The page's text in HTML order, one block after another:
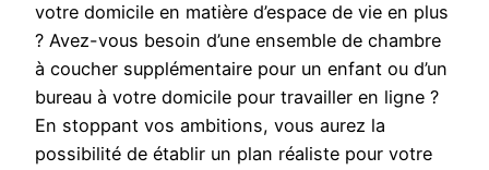
votre domicile en matière d’espace de vie en plus
? Avez-vous besoin d’une ensemble de chambre
à coucher supplémentaire pour un enfant ou d’un
bureau à votre domicile pour travailler en ligne ?
En stoppant vos ambitions, vous aurez la
possibilité de établir un plan réaliste pour votre